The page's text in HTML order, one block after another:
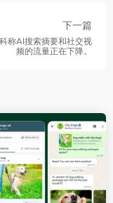
下一篇
称AI搜索摘要和社交视
频的流量正在下降。